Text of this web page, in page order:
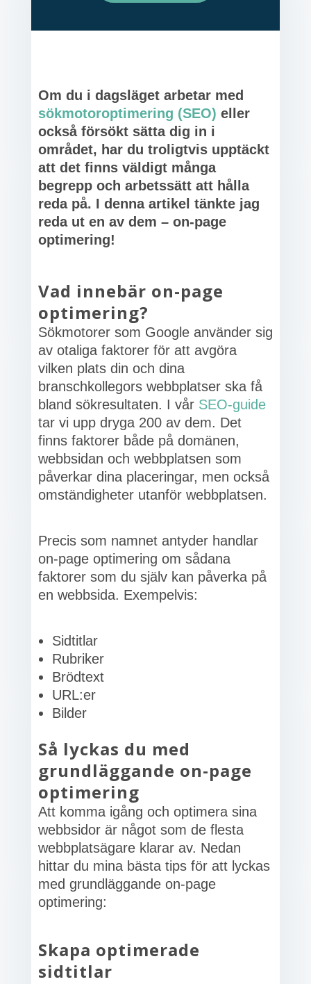
Om du i dagsläget arbetar med
sökmotoroptimering (SEO) eller
också försökt sätta dig in i
området, har du troligtvis upptäckt
att det finns väldigt många
begrepp och arbetssätt att hålla
reda på. I denna artikel tänkte jag
reda ut en av dem – on-page
optimering!
Vad innebär on-page
optimering?
Sökmotorer som Google använder sig
av otaliga faktorer för att avgöra
vilken plats din och dina
branschkollegors webbplatser ska få
bland sökresultaten. I vår SEO-guide
tar vi upp dryga 200 av dem. Det
finns faktorer både på domänen,
webbsidan och webbplatsen som
påverkar dina placeringar, men också
omständigheter utanför webbplatsen.
Precis som namnet antyder handlar
on-page optimering om sådana
faktorer som du själv kan påverka på
en webbsida. Exempelvis:
Sidtitlar
Rubriker
Brödtext
URL:er
Bilder
Så lyckas du med
grundläggande on-page
optimering
Att komma igång och optimera sina
webbsidor är något som de flesta
webbplatsägare klarar av. Nedan
hittar du mina bästa tips för att lyckas
med grundläggande on-page
optimering:
Skapa optimerade
sidtitlar